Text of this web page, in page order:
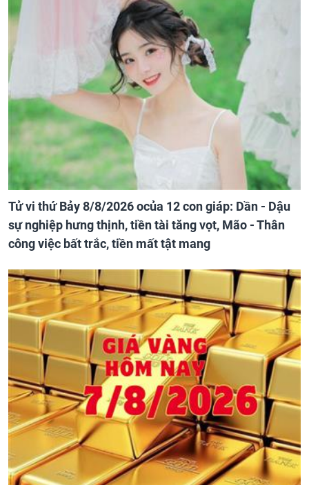
Tử vi thứ Bảy 8/8/2026 ocủa 12 con giáp: Dần - Dậu
sự nghiệp hưng thịnh, tiền tài tăng vọt, Mão - Thân
công việc bất trắc, tiền mất tật mang